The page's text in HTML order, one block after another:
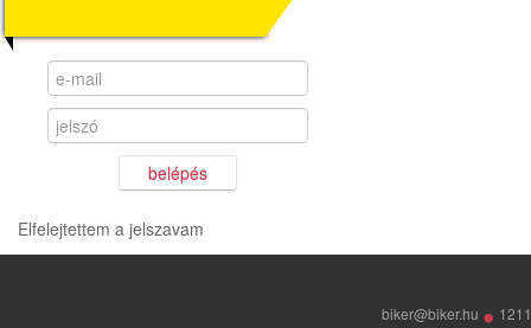
belépés
Elfelejtettem a jelszavam
biker@biker.hu •